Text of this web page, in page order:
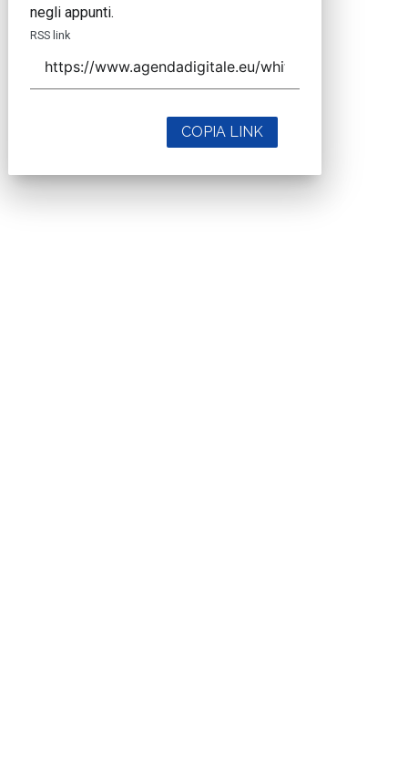
negli appunti.
RSS link
COPIA LINK